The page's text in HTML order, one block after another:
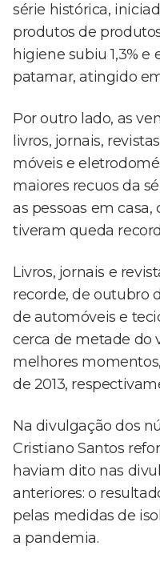
série histórica,
produtos de
higiene subiu 1,3% e
patamar, atingido
Por outro lado, as
livros, jornais,
móveis e
maiores recuos da
as pessoas em
tiveram queda
Livros, jornais e
recorde, de outubro
de automóveis e
cerca de metade do
melhores
de 2013,
Na divulgação dos
Cristiano Santos
haviam dito nas
anteriores: o
pelas medidas de
a pandemia.